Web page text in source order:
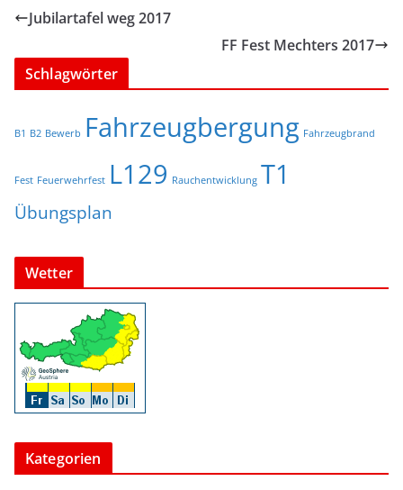
Jubilartafel weg 2017
FF Fest Mechters 2017
Schlagwörter
B1 B2 Bewerb Fahrzeugbergung Fahrzeugbrand
Fest Feuerwehrfest L129 Rauchentwicklung T1
Übungsplan
Wetter
Kategorien